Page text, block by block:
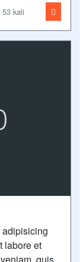
kali
adipisicing
labore et